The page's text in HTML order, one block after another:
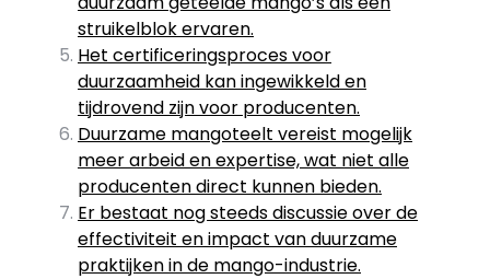
struikelblok ervaren.
Het certificeringsproces voor
duurzaamheid kan ingewikkeld en
tijdrovend zijn voor producenten.
Duurzame mangoteelt vereist mogelijk
meer arbeid en expertise, wat niet alle
producenten direct kunnen bieden.
Er bestaat nog steeds discussie over de
effectiviteit en impact van duurzame
praktijken in de mango-industrie.